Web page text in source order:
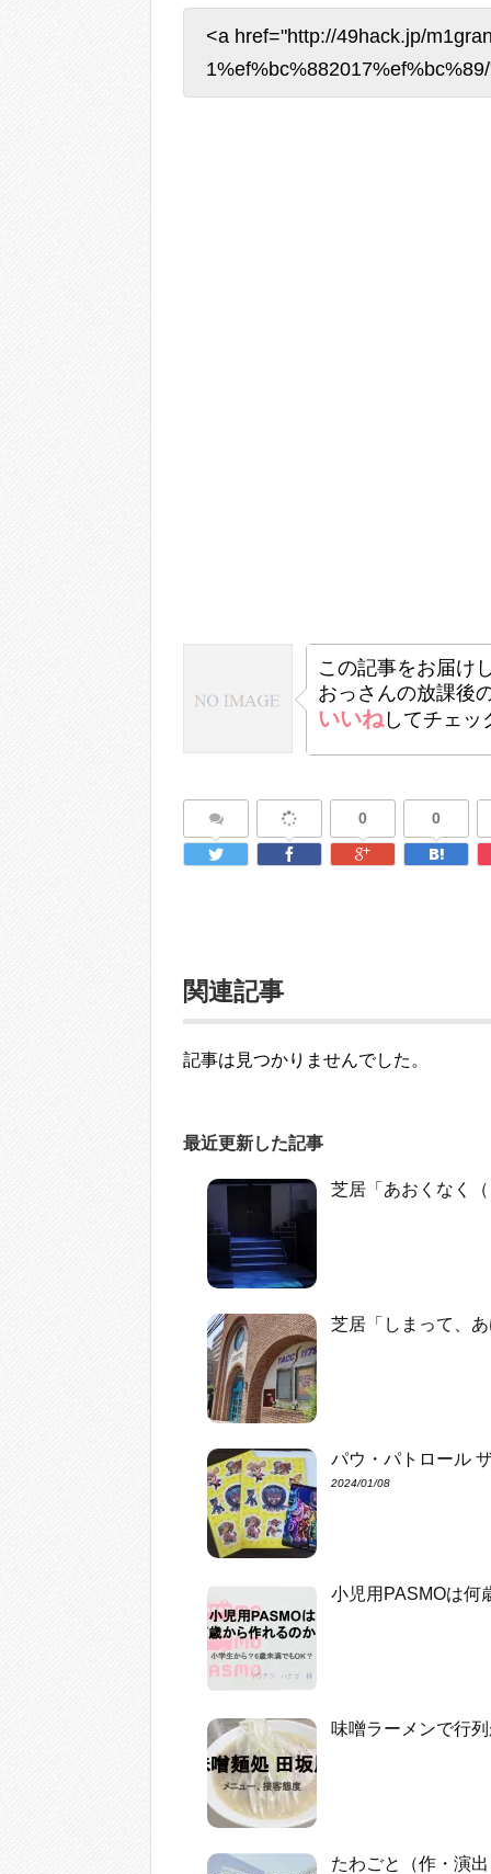
<a href="http://49hack.jp/
この記事をお届け
おっさんの放課後
いいねしてチェッ
0 0
関連記事
記事は見つかりませんでした。
最近更新した記事
芝居「あおくなく
芝居「しまって、
パウ・パトロール
2024/01/08
小児用PASMOは何
味噌ラーメンで行
たわごと（作・演